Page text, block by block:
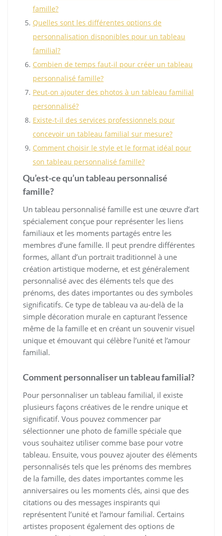
famille?
Quelles sont les différentes options de
personnalisation disponibles pour un tableau
familial?
Combien de temps faut-il pour créer un tableau
personnalisé famille?
Peut-on ajouter des photos à un tableau familial
personnalisé?
Existe-t-il des services professionnels pour
concevoir un tableau familial sur mesure?
Comment choisir le style et le format idéal pour
son tableau personnalisé famille?
Qu’est-ce qu’un tableau personnalisé
famille?
Un tableau personnalisé famille est une œuvre d’art
spécialement conçue pour représenter les liens
familiaux et les moments partagés entre les
membres d’une famille. Il peut prendre différentes
formes, allant d’un portrait traditionnel à une
création artistique moderne, et est généralement
personnalisé avec des éléments tels que des
prénoms, des dates importantes ou des symboles
significatifs. Ce type de tableau va au-delà de la
simple décoration murale en capturant l’essence
même de la famille et en créant un souvenir visuel
unique et émouvant qui célèbre l’unité et l’amour
familial.
Comment personnaliser un tableau familial?
Pour personnaliser un tableau familial, il existe
plusieurs façons créatives de le rendre unique et
significatif. Vous pouvez commencer par
sélectionner une photo de famille spéciale que
vous souhaitez utiliser comme base pour votre
tableau. Ensuite, vous pouvez ajouter des éléments
personnalisés tels que les prénoms des membres
de la famille, des dates importantes comme les
anniversaires ou les moments clés, ainsi que des
citations ou des messages inspirants qui
représentent l’unité et l’amour familial. Certains
artistes proposent également des options de